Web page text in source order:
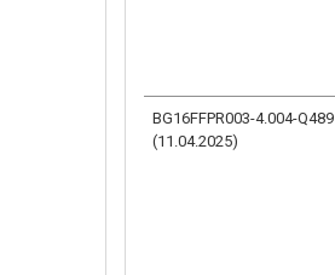
BG16FFPR003-4.004-Q489
(11.04.2025)